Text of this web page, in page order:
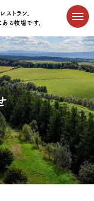
トラン、
る牧場です。